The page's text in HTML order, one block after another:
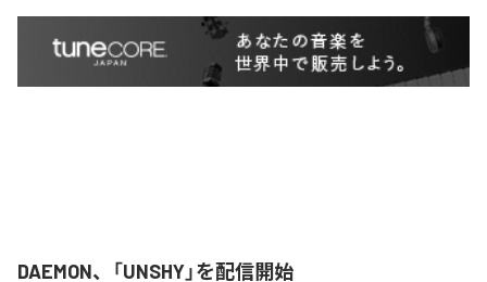
DAEMON、「UNSHY」を配信開始